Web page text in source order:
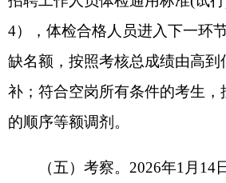
者，视为自动放弃。拟聘人员与用人单
疆维吾尔自治区事业单位聘用合同书
相关手续，聘用人员服务期为五年（含
年），试用期满，考核不合格或存在违
弄虚作假行为的，取消聘用资格。